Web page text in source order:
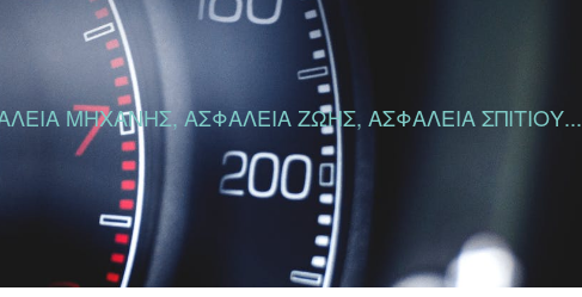
ΜΗΧΑΝΗΣ, ΑΣΦΑΛΕΙΑ ΖΩΗΣ, ΑΣΦΑΛΕΙΑ ΣΠΙΤΙΟΥ...